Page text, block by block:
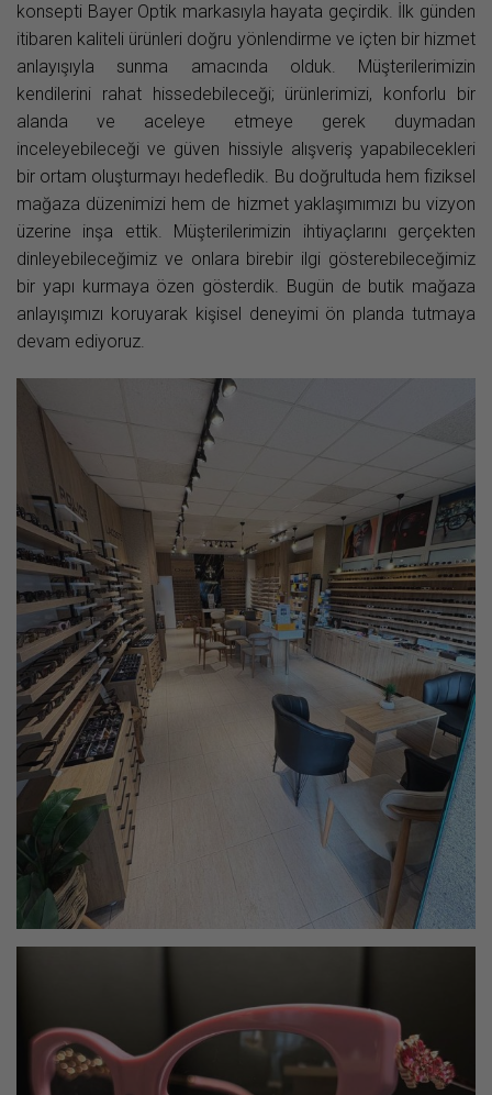
konsepti Bayer Optik markasıyla hayata geçirdik. İlk günden
itibaren kaliteli ürünleri doğru yönlendirme ve içten bir hizmet
anlayışıyla sunma amacında olduk. Müşterilerimizin
kendilerini rahat hissedebileceği; ürünlerimizi, konforlu bir
alanda ve aceleye etmeye gerek duymadan
inceleyebileceği ve güven hissiyle alışveriş yapabilecekleri
bir ortam oluşturmayı hedefledik. Bu doğrultuda hem fiziksel
mağaza düzenimizi hem de hizmet yaklaşımımızı bu vizyon
üzerine inşa ettik. Müşterilerimizin ihtiyaçlarını gerçekten
dinleyebileceğimiz ve onlara birebir ilgi gösterebileceğimiz
bir yapı kurmaya özen gösterdik. Bugün de butik mağaza
anlayışımızı koruyarak kişisel deneyimi ön planda tutmaya
devam ediyoruz.